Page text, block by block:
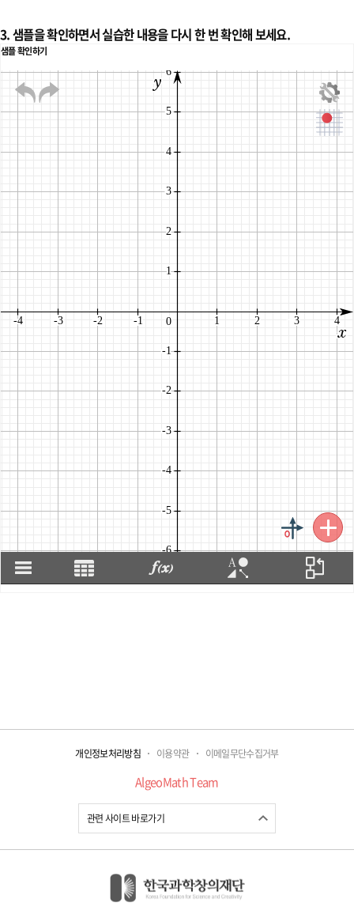
3. 샘플을 확인하면서 실습한 내용을 다시 한 번 확인해 보세요.
샘플 확인하기
개인정보처리방침 이용약관 이메일무단수집거부
AlgeoMath Team
관련 사이트 바로가기